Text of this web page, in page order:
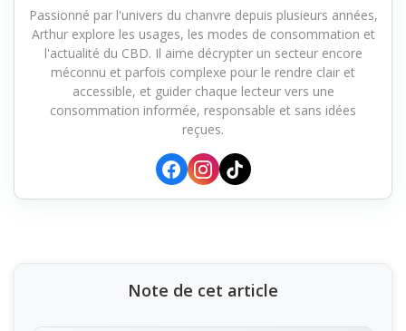
Passionné par l'univers du chanvre depuis plusieurs années,
Arthur explore les usages, les modes de consommation et
l'actualité du CBD. Il aime décrypter un secteur encore
méconnu et parfois complexe pour le rendre clair et
accessible, et guider chaque lecteur vers une
consommation informée, responsable et sans idées
reçues.
Note de cet article